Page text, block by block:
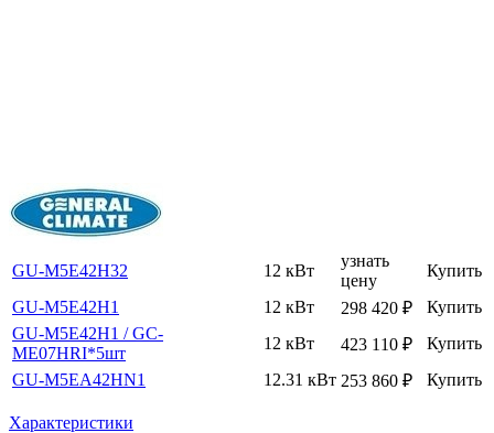
GU-M5E42H32 12 кВт
узнать
цену
Купить
GU-M5E42H1
12 кВт 298 420 ₽
Купить
GU-M5E42H1 / GC-
ME07HRI*5шт
12 кВт 423 110 ₽
Купить
GU-M5EA42HN1
12.31 кВт 253 860 ₽ Купить
Характеристики